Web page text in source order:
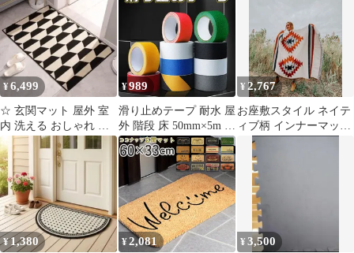
室 ベランダ 施設 学校
店舗 マンション 駐車場
1.5mx90cm (グレー, 長
さ1.5m)
¥6,499
☆ 玄関マット 屋外 室
内 洗える おしゃれ ラ
グマット北欧 裏面 滑り
止め
¥989
滑り止めテープ 耐水 屋
外 階段 床 50mm×5m 幅
5cm透明クリア シール
フローリング スロープ
安全 グリップ 転倒防止
ロール ザラザラ防水黒
ブラックグレー赤レッ
ド黄色イエロー緑グリ
ーン青ブルー警告表示
テープ安全テープ事故
¥ 2,767
お座敷スタイル ネイテ
ィブ柄 インナーマット
キャンプレイアウト キ
ャンプ用品 テントパッ
ド カバー アーベッド
130X160cm…… ラグマ
ット Forest Peel
¥1,380 ¥2,081 ¥3,500